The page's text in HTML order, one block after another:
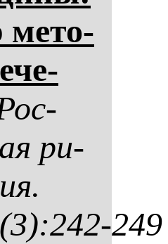
ме­то­
ри­
249